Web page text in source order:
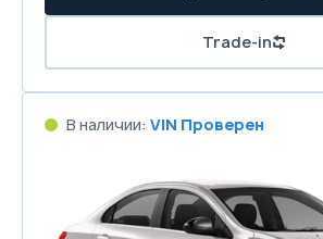
Trade-in
В наличии: VIN Проверен